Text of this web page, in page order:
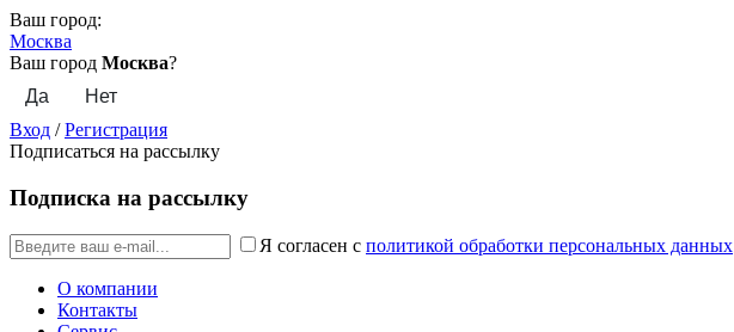
Ваш город:
Москва
Ваш город Москва?
Вход /Регистрация
Подписаться на рассылку
Подписка на рассылку
Я согласен с политикой обработки персональных данных
О компании
Контакты